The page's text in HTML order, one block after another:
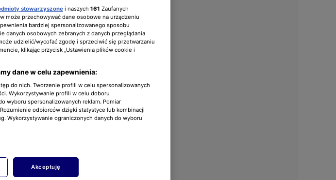
stowarzyszone i naszych 161 Zaufanych
może przechowywać dane osobowe na urządzeniu
bardziej spersonalizowanego sposobu
danych osobowych zebranych z danych przeglądania
udzielić/wycofać zgodę i sprzeciwić się przetwarzaniu
klikając przycisk „Ustawienia plików cookie i
dane w celu zapewnienia:
do nich. Tworzenie profili w celu spersonalizowanych
Wykorzystywanie profili w celu doboru
wyboru spersonalizowanych reklam. Pomiar
odbiorców dzięki statystyce lub kombinacji
Wykorzystywanie ograniczonych danych do wyboru
Akceptuję